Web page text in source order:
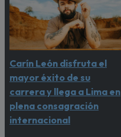
Carín León disfruta el
mayor éxito de su
carrera y llega a Lima en
plena consagración
internacional